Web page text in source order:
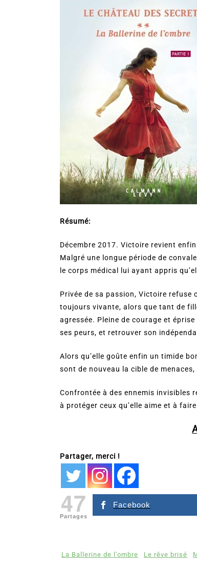
Résumé:
Décembre 2017. Victoire revient
Malgré une longue période de
le corps médical lui ayant appris
Privée de sa passion, Victoire refuse
toujours vivante, alors que tant de
agressée. Pleine de courage et
ses peurs, et retrouver son
Alors qu’elle goûte enfin un timide
sont de nouveau la cible de
Confrontée à des ennemis invisibles
à protéger ceux qu’elle aime et à
Partager, merci !
47
Partages
Facebook
La Ballerine de l'ombre Le rêve brisé